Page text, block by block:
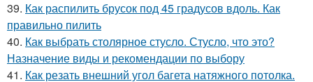
39. Как распилить брусок под 45 градусов вдоль. Как
правильно пилить
40. Как выбрать столярное стусло. Стусло, что это?
Назначение виды и рекомендации по выбору
41. Как резать внешний угол багета натяжного потолка.